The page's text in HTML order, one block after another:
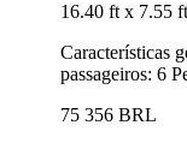
16.40 ft x 7.55 ft
Características
passageiros: 6
75 356 BRL